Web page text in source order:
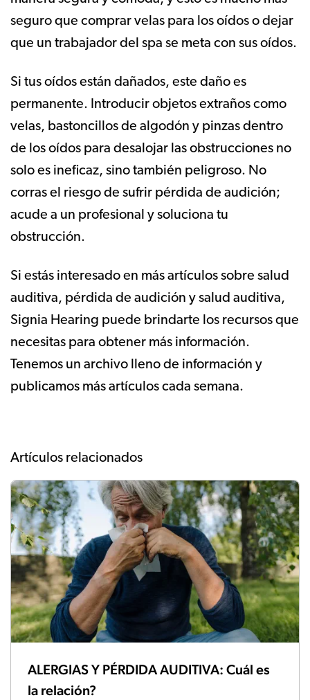
seguro que comprar velas para los oídos o dejar
que un trabajador del spa se meta con sus oídos.
Si tus oídos están dañados, este daño es
permanente. Introducir objetos extraños como
velas, bastoncillos de algodón y pinzas dentro
de los oídos para desalojar las obstrucciones no
solo es ineficaz, sino también peligroso. No
corras el riesgo de sufrir pérdida de audición;
acude a un profesional y soluciona tu
obstrucción.
Si estás interesado en más artículos sobre salud
auditiva, pérdida de audición y salud auditiva,
Signia Hearing puede brindarte los recursos que
necesitas para obtener más información.
Tenemos un archivo lleno de información y
publicamos más artículos cada semana.
Artículos relacionados
ALERGIAS Y PÉRDIDA AUDITIVA: Cuál es
la relación?